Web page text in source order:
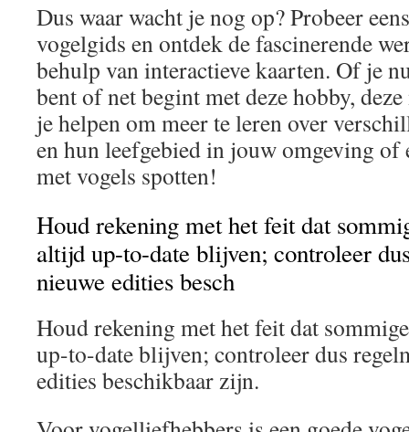
Dus waar wacht je nog op? Probeer
vogelgids en ontdek de fascinerende
behulp van interactieve kaarten. Of je
bent of net begint met deze hobby,
je helpen om meer te leren over
en hun leefgebied in jouw omgeving of
met vogels spotten!
Houd rekening met het feit dat
altijd up-to-date blijven; controleer
nieuwe edities besch
Houd rekening met het feit dat
up-to-date blijven; controleer dus
edities beschikbaar zijn.